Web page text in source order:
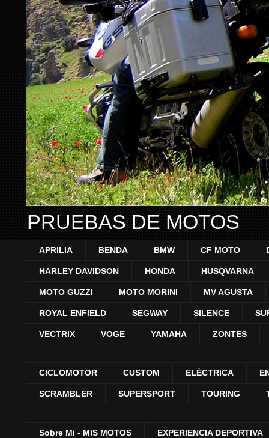
PRUEBAS DE MOTOS
APRILIA BENDA BMW CF MOTO
HARLEY DAVIDSON HONDA HUSQVARNA
MOTO GUZZI MOTO MORINI MV AGUSTA
ROYAL ENFIELD SEGWAY SILENCE
VECTRIX VOGE YAMAHA ZONTES
CICLOMOTOR CUSTOM ELÉCTRICA
SCRAMBLER SUPERSPORT TOURING
Sobre Mi - MIS MOTOS EXPERIENCIA DEPORTIVA